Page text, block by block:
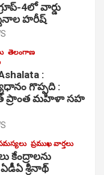
4లో వార్డు
హరీష్
తెలంగాణ
:
గొప్పది :
ప్రాంత మహిళా సహ
ప్రముఖ వార్తలు
కేంద్రాల‌ను
శ్రీనాథ్